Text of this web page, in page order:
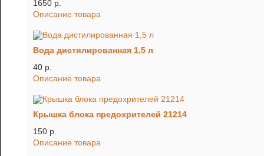
1650 p.
Описание товара
Вода дистилированная 1,5 л
40 p.
Описание товара
Крышка блока предохрителей 21214
150 p.
Описание товара